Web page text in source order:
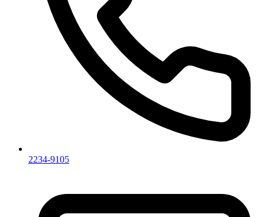
2234-9105